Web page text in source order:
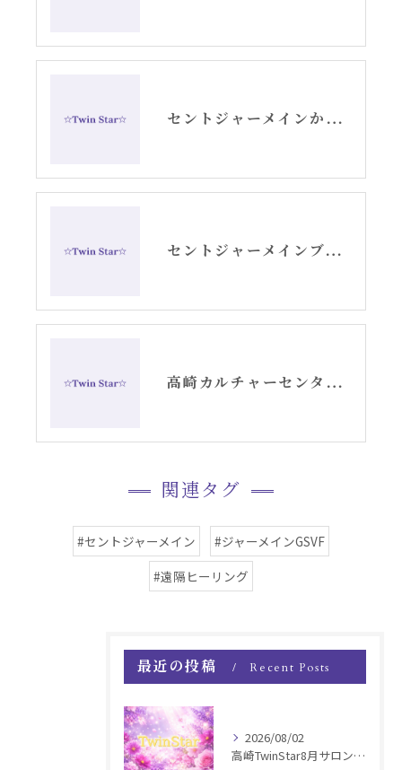
セントジャーメインからのスピリチュアルメッセージ・アリーシャ
セントジャーメインブレッシングカード「リセット」グリッド画像
高崎カルチャーセンターでのエンジェルカード講座スタート
関連タグ
#セントジャーメイン
#ジャーメインGSVF
#遠隔ヒーリング
最近の投稿 Recent Posts
2026/08/02
高崎TwinStar8月サロンお知らせ